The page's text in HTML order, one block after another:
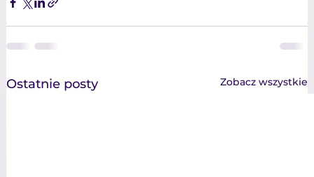
Ostatnie posty Zobacz wszystkie